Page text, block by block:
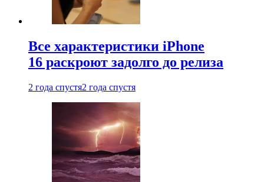
Все характеристики iPhone
16 раскроют задолго до релиза
2 года спустя2 года спустя